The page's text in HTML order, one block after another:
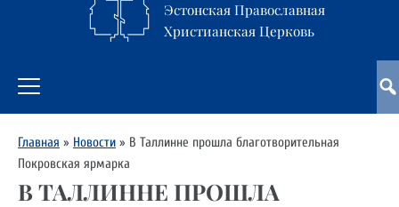
Эстонская Православная
Христианская Церковь
Главная » Новости » В Таллинне прошла благотворительная
Покровская ярмарка
В ТАЛЛИННЕ ПРОШЛА